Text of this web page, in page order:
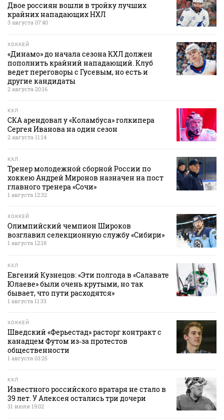
Двое россиян вошли в тройку лучших
крайних нападающих НХЛ
3 августа 07:40
ХОККЕЙ
«Динамо» до начала сезона КХЛ должен
пополнить крайний нападающий. Клуб
ведет переговоры с Гусевым, но есть и
другие кандидаты
2 августа 20:16
КХЛ
СКА арендовал у «Коламбуса» голкипера
Сергея Иванова на один сезон
2 августа 11:14
КХЛ
Тренер молодежной сборной России по
хоккею Андрей Миронов назначен на пост
главного тренера «Сочи»
1 августа 12:32
ХОККЕЙ
Олимпийский чемпион Широков
возглавил селекционную службу «Сибири»
1 августа 12:18
КХЛ
Евгений Кузнецов: «Эти полгода в «Салавате
Юлаеве» были очень крутыми, но так
бывает, что пути расходятся»
1 августа 11:33
ХОККЕЙ
Шведский «Ферьестад» расторг контракт с
канадцем Футом из‑за протестов
общественности
1 августа 03:25
КХЛ
Известного российского вратаря не стало в
39 лет. У Алексея остались три дочери
31 июля 19:02